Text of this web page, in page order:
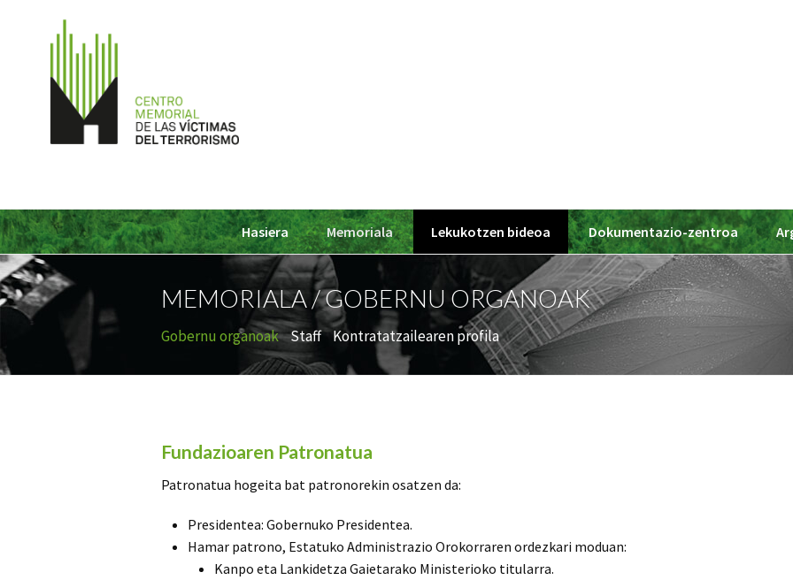
Hasiera Memoriala Lekukotzen bideoa Dokumentazio-zentroa
MEMORIALA / GOBERNU ORGANOAK
Gobernu organoak Staff Kontratatzailearen profila
Fundazioaren Patronatua
Patronatua hogeita bat patronorekin osatzen da:
Presidentea: Gobernuko Presidentea.
Hamar patrono, Estatuko Administrazio Orokorraren ordezkari moduan:
Kanpo eta Lankidetza Gaietarako Ministerioko titularra.